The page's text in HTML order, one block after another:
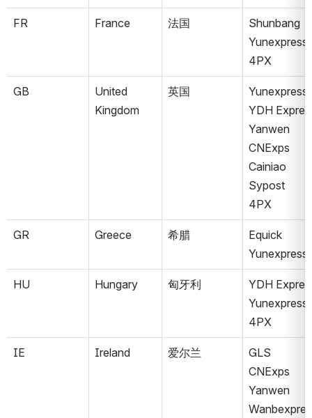
FR France 法国
Shunbang
Yunexpress
4PX
GB
United
Kingdom
英国
Yunexpress
YDH
Yanwen
CNExps
Cainiao
Sypost
4PX
GR Greece 希腊
Equick
Yunexpress
HU Hungary 匈牙利
YDH
Yunexpress
4PX
IE Ireland 爱尔兰
GLS
CNExps
Yanwen